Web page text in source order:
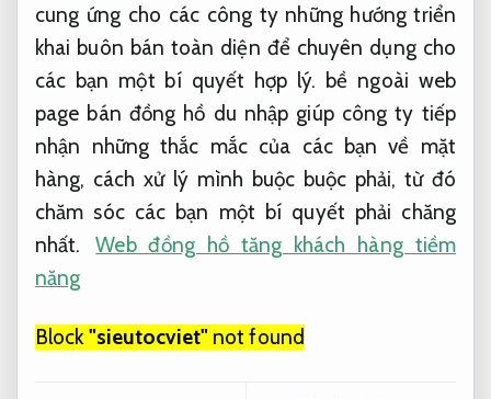
cung ứng cho các công ty những hướng triển
khai buôn bán toàn diện để chuyên dụng cho
các bạn một bí quyết hợp lý. bề ngoài web
page bán đồng hồ du nhập giúp công ty tiếp
nhận những thắc mắc của các bạn về mặt
hàng, cách xử lý mình buộc buộc phải, từ đó
chăm sóc các bạn một bí quyết phải chăng
nhất.
Web đồng hồ tăng khách hàng tiềm
năng
Block "sieutocviet"not found